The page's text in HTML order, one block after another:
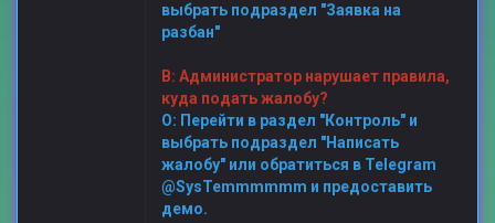
выбрать подраздел "Заявка на
разбан"
В: Администратор нарушает правила,
куда подать жалобу?
О: Перейти в раздел "Контроль" и
выбрать подраздел "Написать
жалобу" или обратиться в Telegram
@SysTemmmmmm и предоставить
демо.